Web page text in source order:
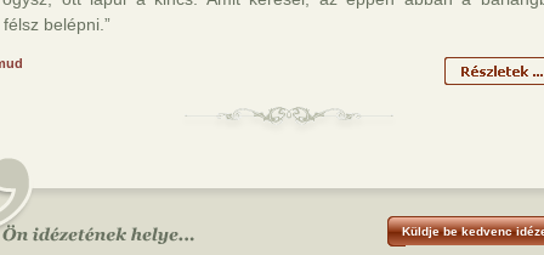
belépni.”
Küldje be kedvenc